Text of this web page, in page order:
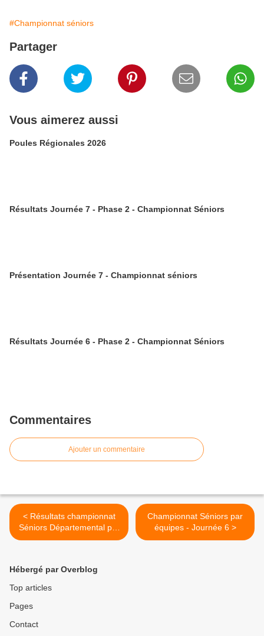
#Championnat séniors
Partager
Vous aimerez aussi
Poules Régionales 2026
Résultats Journée 7 - Phase 2 - Championnat Séniors
Présentation Journée 7 - Championnat séniors
Résultats Journée 6 - Phase 2 - Championnat Séniors
Commentaires
Ajouter un commentaire
< Résultats championnat
Séniors Départemental par
équipes - Journée 5
Championnat Séniors par
équipes - Journée 6 >
Hébergé par Overblog
Top articles
Pages
Contact